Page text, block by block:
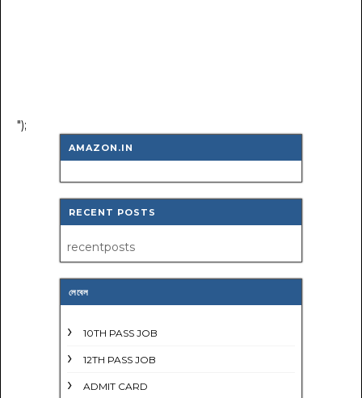
");
AMAZON.IN
RECENT POSTS
recentposts
লেবেল
10TH PASS JOB
12TH PASS JOB
ADMIT CARD